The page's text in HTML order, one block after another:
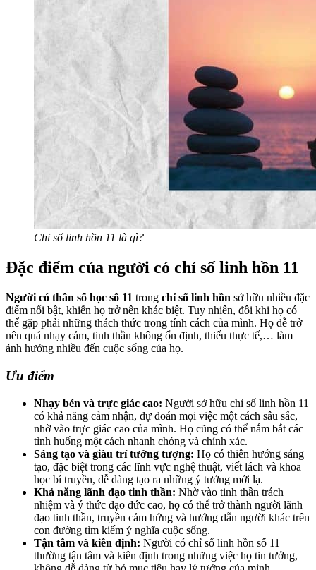
Chỉ số linh hồn 11 là gì?
Đặc điểm của người có chỉ số linh hồn 11
Người có thần số học số 11 trong chỉ số linh hồn sở hữu nhiều đặc
điểm nổi bật, khiến họ trở nên khác biệt. Tuy nhiên, đôi khi họ có
thể gặp phải những thách thức trong tính cách của mình. Họ dễ trở
nên quá nhạy cảm, tinh thần không ổn định, thiếu thực tế,… làm
ảnh hưởng nhiều đến cuộc sống của họ.
Ưu điểm
Nhạy bén và trực giác cao: Người sở hữu chỉ số linh hồn 11
có khả năng cảm nhận, dự đoán mọi việc một cách sâu sắc,
nhờ vào trực giác cao của mình. Họ cũng có thể nắm bắt các
tình huống một cách nhanh chóng và chính xác.
Sáng tạo và giàu trí tưởng tượng: Họ có thiên hướng sáng
tạo, đặc biệt trong các lĩnh vực nghệ thuật, viết lách và khoa
học bí truyền, dễ dàng tạo ra những ý tưởng mới lạ.
Khả năng lãnh đạo tinh thần: Nhờ vào tinh thần trách
nhiệm và ý thức đạo đức cao, họ có thể trở thành người lãnh
đạo tinh thần, truyền cảm hứng và hướng dẫn người khác trên
con đường tìm kiếm ý nghĩa cuộc sống.
Tận tâm và kiên định: Người có chỉ số linh hồn số 11
thường tận tâm và kiên định trong những việc họ tin tưởng,